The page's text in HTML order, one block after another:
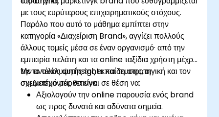
με τους ευρύτερους επιχειρηματικούς στόχους.
Παρόλο που αυτό το μάθημα εμπίπτει στην
κατηγορία «Διαχείριση Brand», αγγίζει πολλούς
άλλους τομείς μέσα σε έναν οργανισμό· από την
εμπειρία πελάτη και τα online ταξίδια χρήστη μέχρι
την ανακάλυψη insights και τη στρατηγική και τον
σχεδιασμό μάρκετινγκ.
Με το τέλος αυτής της εκπαίδευσης, οι
συμμετέχοντες θα είναι σε θέση να:
Αξιολογούν την online παρουσία ενός brand
ως προς δυνατά και αδύνατα σημεία.